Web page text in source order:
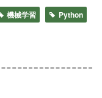
機械学習 Python